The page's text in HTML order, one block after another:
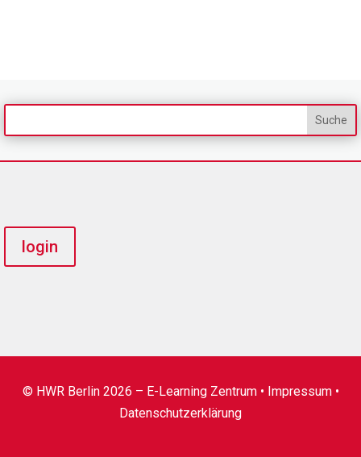
login
© HWR Berlin 2026 – E-Learning Zentrum • Impressum•
Datenschutzerklärung